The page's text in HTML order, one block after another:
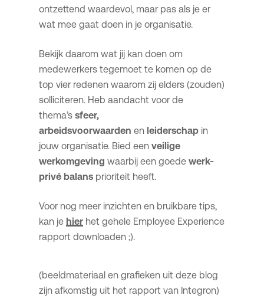
ontzettend waardevol, maar pas als je er
wat mee gaat doen in je organisatie.
Bekijk daarom wat jij kan doen om
medewerkers tegemoet te komen op de
top vier redenen waarom zij elders (zouden)
solliciteren. Heb aandacht voor de
thema’s sfeer,
arbeidsvoorwaarden en leiderschapin
jouw organisatie. Bied een veilige
werkomgeving waarbij een goede werk-
privé balansprioriteit heeft.
Voor nog meer inzichten en bruikbare tips,
kan je hierhet gehele Employee Experience
rapport downloaden ;).
(beeldmateriaal en grafieken uit deze blog
zijn afkomstig uit het rapport van Integron)